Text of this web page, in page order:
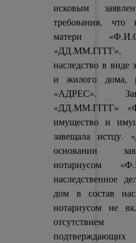
исковым
требования, что
матери
наследство в виде
и жилого дома,
«АДРЕС».
«ДД.ММ.ГГГГ»
имущество и
завещала
основании
нотариусом
наследственное
дом в состав
нотариусом не